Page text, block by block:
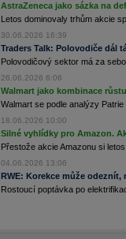
AstraZeneca jako sázka na
Letos dominovaly trhům akcie
30.06.2026 16:39
Traders Talk: Polovodiče dál
Polovodičový sektor má za
26.06.2026 6:06
Walmart jako kombinace
Walmart se podle analýzy
18.06.2026 10:00
Silné vyhlídky pro Amazon.
Přestože akcie Amazonu si
04.06.2026 13:06
RWE: Korekce může
Rostoucí poptávka po